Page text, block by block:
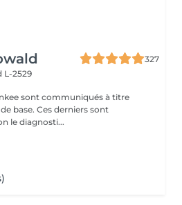
327
L-2529
sont communiqués à titre
base. Ces derniers sont
le diagnosti...